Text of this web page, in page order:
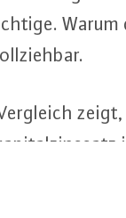
Europas.
etc.